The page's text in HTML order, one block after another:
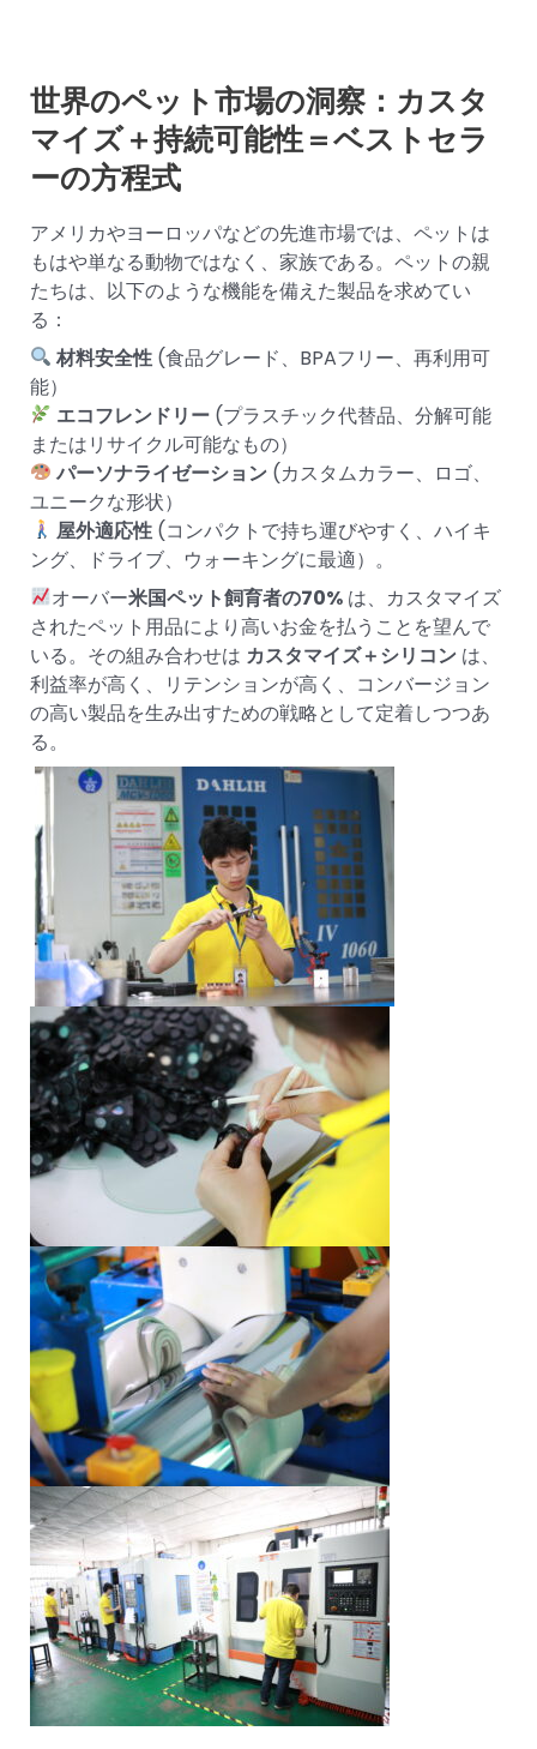
世界のペット市場の洞察：カスタ
マイズ＋持続可能性＝ベストセラ
ーの方程式
アメリカやヨーロッパなどの先進市場では、ペットは
もはや単なる動物ではなく、家族である。ペットの親
たちは、以下のような機能を備えた製品を求めてい
る：
材料安全性 (食品グレード、BPAフリー、再利用可
能）
エコフレンドリー (プラスチック代替品、分解可能
またはリサイクル可能なもの）
パーソナライゼーション (カスタムカラー、ロゴ、
ユニークな形状）
屋外適応性 (コンパクトで持ち運びやすく、ハイキ
ング、ドライブ、ウォーキングに最適）。
オーバー米国ペット飼育者の70% は、カスタマイズ
されたペット用品により高いお金を払うことを望んで
いる。その組み合わせは カスタマイズ＋シリコン は、
利益率が高く、リテンションが高く、コンバージョン
の高い製品を生み出すための戦略として定着しつつあ
る。